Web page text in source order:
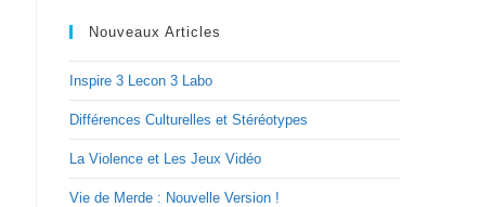
Nouveaux Articles
Inspire 3 Lecon 3 Labo
Différences Culturelles et Stéréotypes
La Violence et Les Jeux Vidéo
Vie de Merde : Nouvelle Version !